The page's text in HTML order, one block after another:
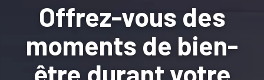
Offrez-vous des
moments de bien-
être durant votre